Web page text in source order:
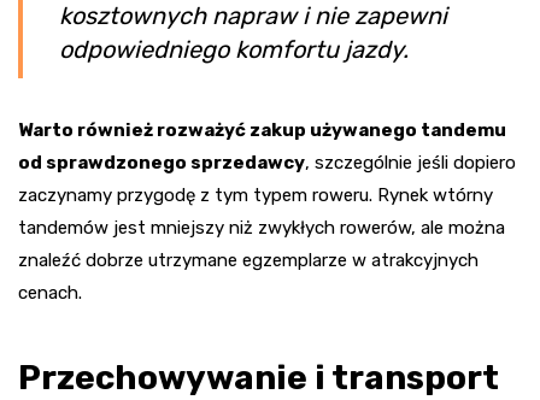
kosztownych napraw i nie zapewni
odpowiedniego komfortu jazdy.
Warto również rozważyć zakup używanego tandemu
od sprawdzonego sprzedawcy, szczególnie jeśli dopiero
zaczynamy przygodę z tym typem roweru. Rynek wtórny
tandemów jest mniejszy niż zwykłych rowerów, ale można
znaleźć dobrze utrzymane egzemplarze w atrakcyjnych
cenach.
Przechowywanie i transport